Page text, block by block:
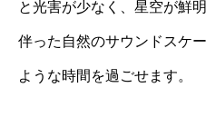
と光害が少なく、星空が鮮
伴った自然のサウンドスケ
ような時間を過ごせます。